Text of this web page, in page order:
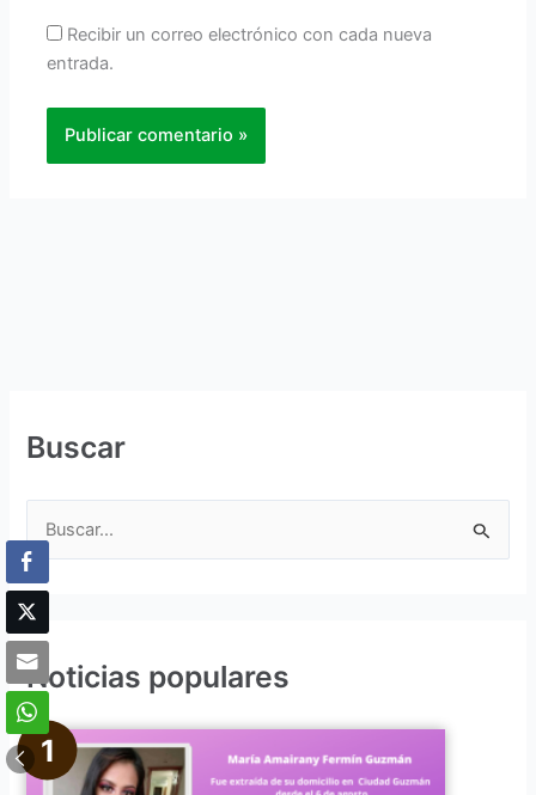
Recibir un correo electrónico con cada nueva
entrada.
Buscar
u
s
c
a
r
p
o
Noticias populares